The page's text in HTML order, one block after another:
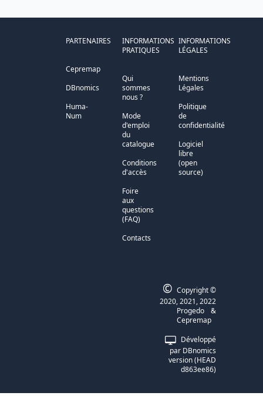
PARTENAIRES
Cepremap
DBnomics
Huma-
Num
INFORMATIONS
PRATIQUES
Qui
sommes
nous ?
Mode
d'emploi
du
catalogue
Conditions
d'accès
Foire
aux
questions
(FAQ)
Contacts
INFORMATIONS
LÉGALES
Mentions
Légales
Politique
de
confidentialité
Logiciel
libre
(open
source)
Développé
par DBnomics
version(HEAD
d863ee86)
© Copyright ©
2020, 2021, 2022
Progedo
&
Cepremap